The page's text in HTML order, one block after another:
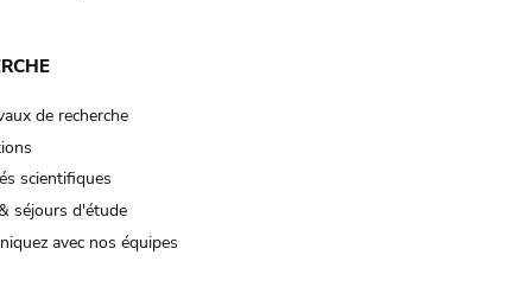
de recherche
scientifiques
séjours d'étude
avec nos équipes